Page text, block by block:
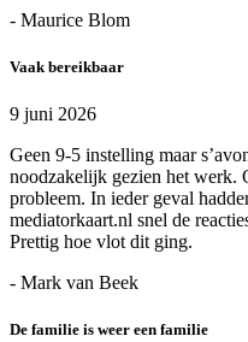
- Maurice Blom
Vaak bereikbaar
9 juni 2026
Geen 9-5 instelling maar
noodzakelijk gezien het werk.
probleem. In ieder geval
mediatorkaart.nl snel de
Prettig hoe vlot dit ging.
- Mark van Beek
De familie is weer een familie